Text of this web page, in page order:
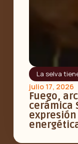
La selva
julio 17, 2026
Fuego,
cerámica